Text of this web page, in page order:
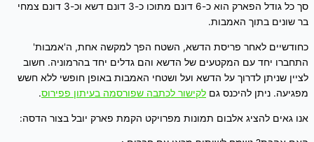
סך כל גודל הפארק הוא כ-6 דונם מתוכו כ-3 דונם דשא וכ-3 דונם צמחי
בר שונים בתוך האמבות.
כחודשיים לאחר פריסת הדשא, השטח הפך למקשה אחת, ה'אמבות'
התחברו יחד עם המקטעים של הדשא והם גדלים יחד בהרמוניה. חשוב
לציין שניתן לדרוך על הדשא ועל ושטחי האמבות באופן חופשי ללא חשש
מפגיעה. ניתן להיכנס גם לקישור לכתבה שפורסמה בעיתון פפירוס.
אנו גאים להציג אלבום תמונות מפרויקט הקמת פארק יובל בצור הדסה: